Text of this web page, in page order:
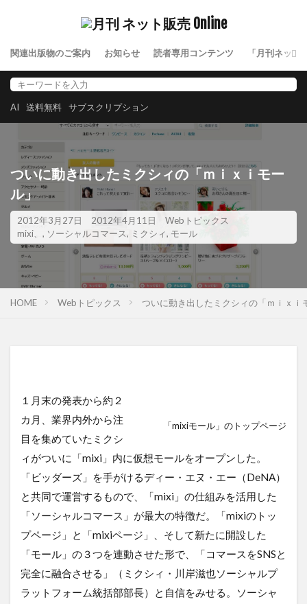
関連出版物のご案内 お知らせ 読者専用コンテンツ 「月刊ネット
AI 送料無料 サブスクリプション
ついに動き出したミクシィの「ｍｉｘｉモー
ル」
2012年3月27日 2012年4月11日
Webトピックス
mixi、 , ソーシャルコマース, ミクシィ, モール
HOME Webトピックス ついに動き出したミクシィの「ｍｉｘｉ
「mixiモール」のトップページ
１月末の発表から約２
カ月、業界内外から注
目を集めていたミクシ
ィがついに「mixi」内に仮想モールをオープンした。
「ビッダーズ」を手がけるディー・エヌ・エー（DeNA）
と共同で運営するもので、「mixi」の仕組みを活用した
「ソーシャルコマース」が最大の特徴だ。「mixiのトッ
プページ」と「mixiページ」、そして新たに開設した
「モール」の３つを連動させた形で、「コマースをSNSと
完全に融合させる」（ミクシィ・川岸滋也ソーシャルプ
ラットフォーム統括部部長）と自信をみせる。ソーシャ